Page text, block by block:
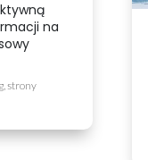
na
,strony